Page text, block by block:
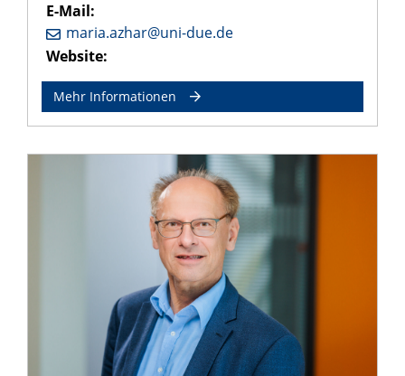
E-Mail:
maria.azhar@uni-due.de
Website:
Mehr Informationen